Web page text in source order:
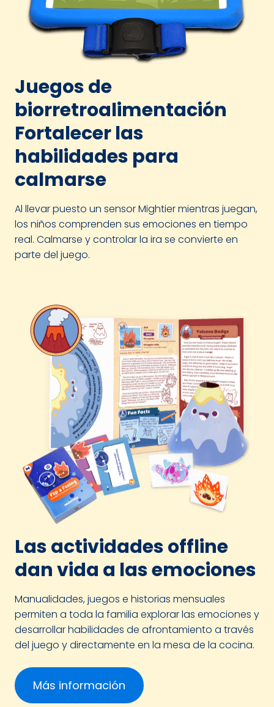
Juegos de
biorretroalimentación
Fortalecer las
habilidades para
calmarse
Al llevar puesto un sensor Mightier mientras juegan,
los niños comprenden sus emociones en tiempo
real. Calmarse y controlar la ira se convierte en
parte del juego.
Las actividades offline
dan vida a las emociones
Manualidades, juegos e historias mensuales
permiten a toda la familia explorar las emociones y
desarrollar habilidades de afrontamiento a través
del juego y directamente en la mesa de la cocina.
Más información